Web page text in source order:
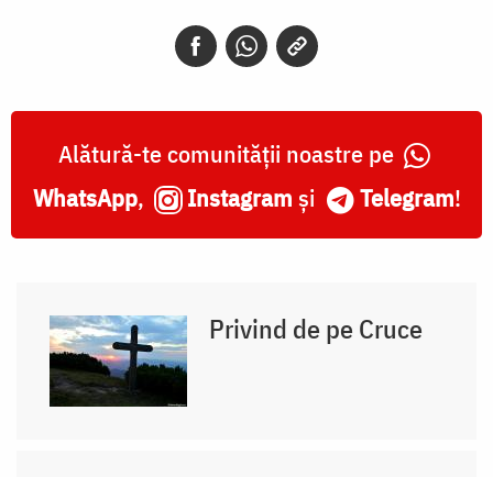
Alătură-te comunității noastre pe
WhatsApp, Instagram și Telegram!
Privind de pe Cruce